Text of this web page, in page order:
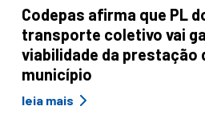
Codepas afirma que PL
transporte coletivo vai
viabilidade da prestação
município
leia mais